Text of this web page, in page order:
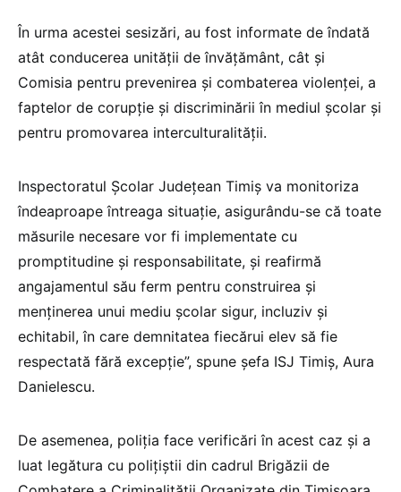
În urma acestei sesizări, au fost informate de îndată
atât conducerea unității de învățământ, cât și
Comisia pentru prevenirea și combaterea violenței, a
faptelor de corupție și discriminării în mediul școlar și
pentru promovarea interculturalității.
Inspectoratul Școlar Județean Timiș va monitoriza
îndeaproape întreaga situație, asigurându-se că toate
măsurile necesare vor fi implementate cu
promptitudine și responsabilitate, și reafirmă
angajamentul său ferm pentru construirea și
menținerea unui mediu școlar sigur, incluziv și
echitabil, în care demnitatea fiecărui elev să fie
respectată fără excepție”, spune șefa ISJ Timiș, Aura
Danielescu.
De asemenea, poliția face verificări în acest caz și a
luat legătura cu polițiștii din cadrul Brigăzii de